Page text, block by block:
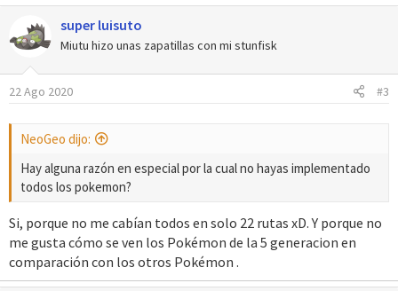
super luisuto
Miutu hizo unas zapatillas con mi stunfisk
22 Ago 2020 #3
NeoGeo dijo:
Hay alguna razón en especial por la cual no hayas implementado
todos los pokemon?
Si, porque no me cabían todos en solo 22 rutas xD. Y porque no
me gusta cómo se ven los Pokémon de la 5 generacion en
comparación con los otros Pokémon .